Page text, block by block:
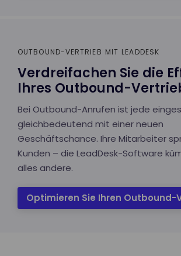
OUTBOUND-VERTRIEB MIT LEADDESK
Verdreifachen Sie die
Ihres Outbound-
Bei Outbound-Anrufen ist jede
gleichbedeutend mit einer neuen
Geschäftschance. Ihre Mitarbeiter
Kunden – die LeadDesk-Software
alles andere.
Optimieren Sie Ihren Outbound-